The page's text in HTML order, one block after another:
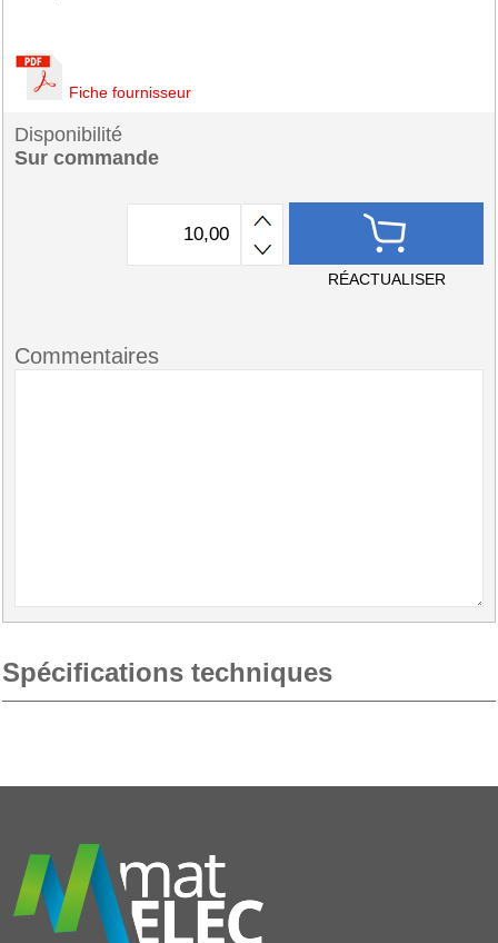
Fiche fournisseur
Disponibilité
Sur commande
RÉACTUALISER
Commentaires
Spécifications techniques